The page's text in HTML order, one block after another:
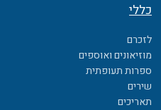
e
b
o
o
k
כללי
לזכרם
מוזיאונים ואוספים
ספרות תעופתית
שירים
תאריכים